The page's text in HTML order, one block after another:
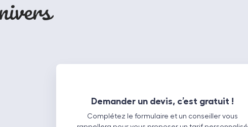
Demander un devis, c’est gratuit !
Complétez le formulaire et un conseiller vous